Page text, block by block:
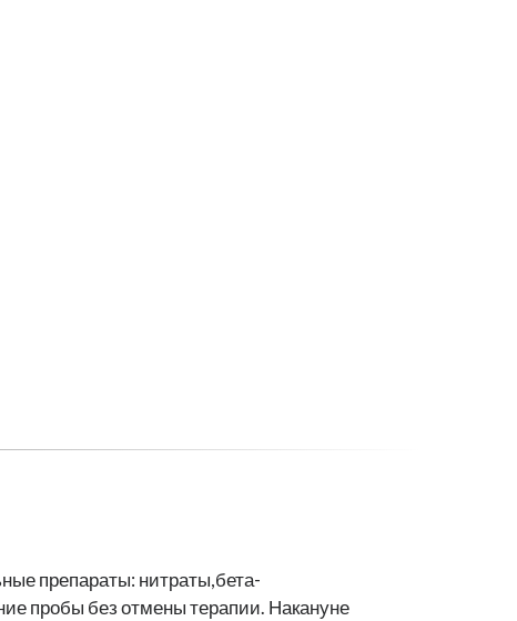
препараты: нитраты,бета-
пробы без отмены терапии. Накануне